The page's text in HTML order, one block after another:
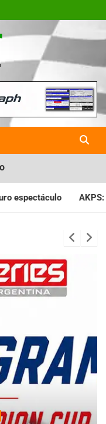
en
la IGJ y oficializó el